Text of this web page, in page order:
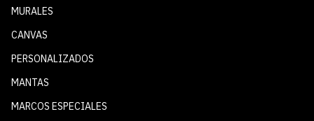
MURALES
CANVAS
PERSONALIZADOS
MANTAS
MARCOS ESPECIALES